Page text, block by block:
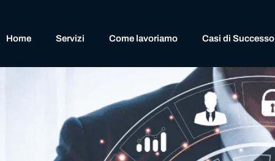
Home Servizi Come lavoriamo Casi di Successo